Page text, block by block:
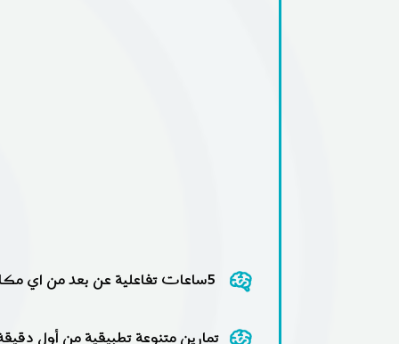
5ساعات تفاعلية عن بعد من اي مكان في العالم تلتقي فيها مع المستشار مصلح القرني بشكل مباشر